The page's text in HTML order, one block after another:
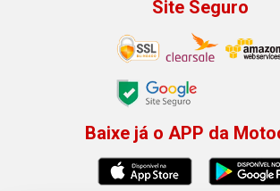
Site Seguro
Baixe já o APP da